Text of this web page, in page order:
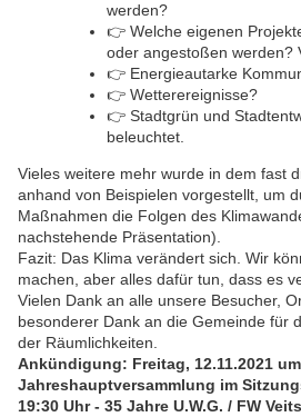
werden?
👉 Welche eigenen
oder angestoßen werden?
👉 Energieautarke
👉 Wetterereignisse?
👉 Stadtgrün und
beleuchtet.
Vieles weitere mehr wurde in dem fast
anhand von Beispielen vorgestellt, um
Maßnahmen die Folgen des
nachstehende Präsentation).
Fazit: Das Klima verändert sich. Wir
machen, aber alles dafür tun, dass es
Vielen Dank an alle unsere Besucher,
besonderer Dank an die Gemeinde für
der Räumlichkeiten.
Ankündigung: Freitag, 12.11.2021
Jahreshauptversammlung im
19:30 Uhr - 35 Jahre U.W.G. / FW